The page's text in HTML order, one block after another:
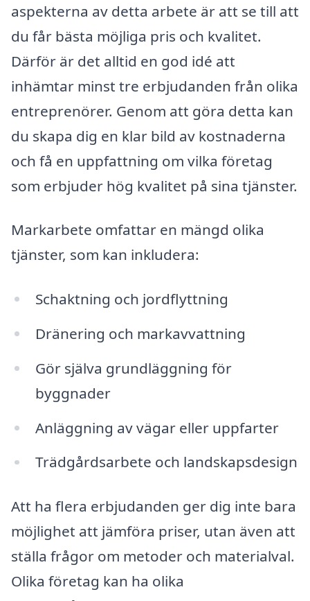
aspekterna av detta arbete är att se till att
du får bästa möjliga pris och kvalitet.
Därför är det alltid en god idé att
inhämtar minst tre erbjudanden från olika
entreprenörer. Genom att göra detta kan
du skapa dig en klar bild av kostnaderna
och få en uppfattning om vilka företag
som erbjuder hög kvalitet på sina tjänster.
Markarbete omfattar en mängd olika
tjänster, som kan inkludera:
Schaktning och jordflyttning
Dränering och markavvattning
Gör själva grundläggning för
byggnader
Anläggning av vägar eller uppfarter
Trädgårdsarbete och landskapsdesign
Att ha flera erbjudanden ger dig inte bara
möjlighet att jämföra priser, utan även att
ställa frågor om metoder och materialval.
Olika företag kan ha olika